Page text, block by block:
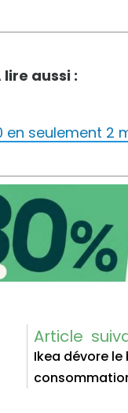
lire aussi :
seulement 2
Ikea dévore